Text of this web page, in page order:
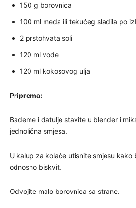
150 g borovnica
100 ml meda ili tekućeg sladila po
2 prstohvata soli
120 ml vode
120 ml kokosovog ulja
Priprema:
Bademe i datulje stavite u blender i
jednolična smjesa.
U kalup za kolače utisnite smjesu kako
odnosno biskvit.
Odvojite malo borovnica sa strane.